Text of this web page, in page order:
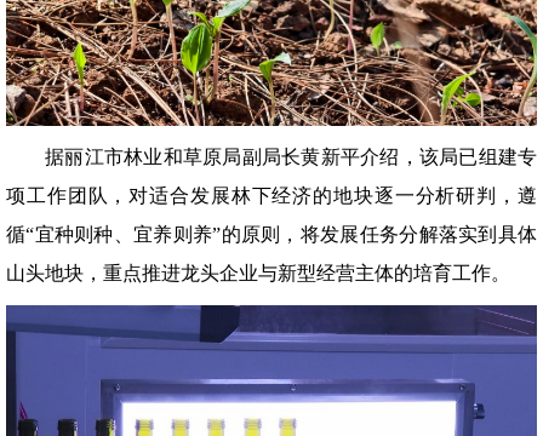
据丽江市林业和草原局副局长黄新平介绍，该局已组建专
项工作团队，对适合发展林下经济的地块逐一分析研判，遵
循“宜种则种、宜养则养”的原则，将发展任务分解落实到具体
山头地块，重点推进龙头企业与新型经营主体的培育工作。